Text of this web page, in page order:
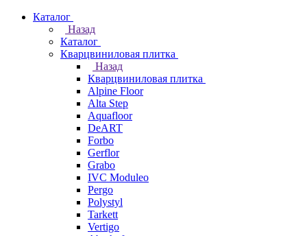
Каталог
Назад
Каталог
Кварцвиниловая плитка
Назад
Кварцвиниловая плитка
Alpine Floor
Alta Step
Aquafloor
DeART
Forbo
Gerflor
Grabo
IVC Moduleo
Pergo
Polystyl
Tarkett
Vertigo